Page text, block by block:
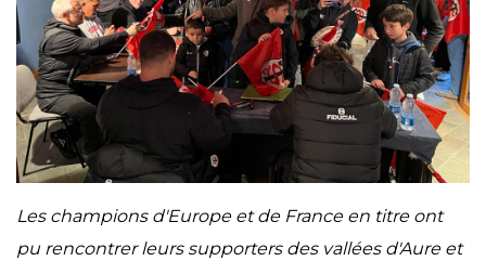
Les champions d'Europe et de France en titre ont
pu rencontrer leurs supporters des vallées d'Aure et